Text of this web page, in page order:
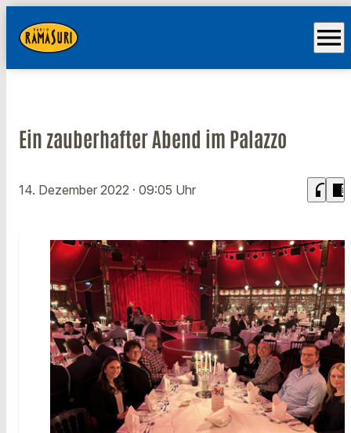
menu
Ein zauberhafter Abend im Palazzo
14. Dezember 2022 · 09:05 Uhr headphones chrome_reader_mode